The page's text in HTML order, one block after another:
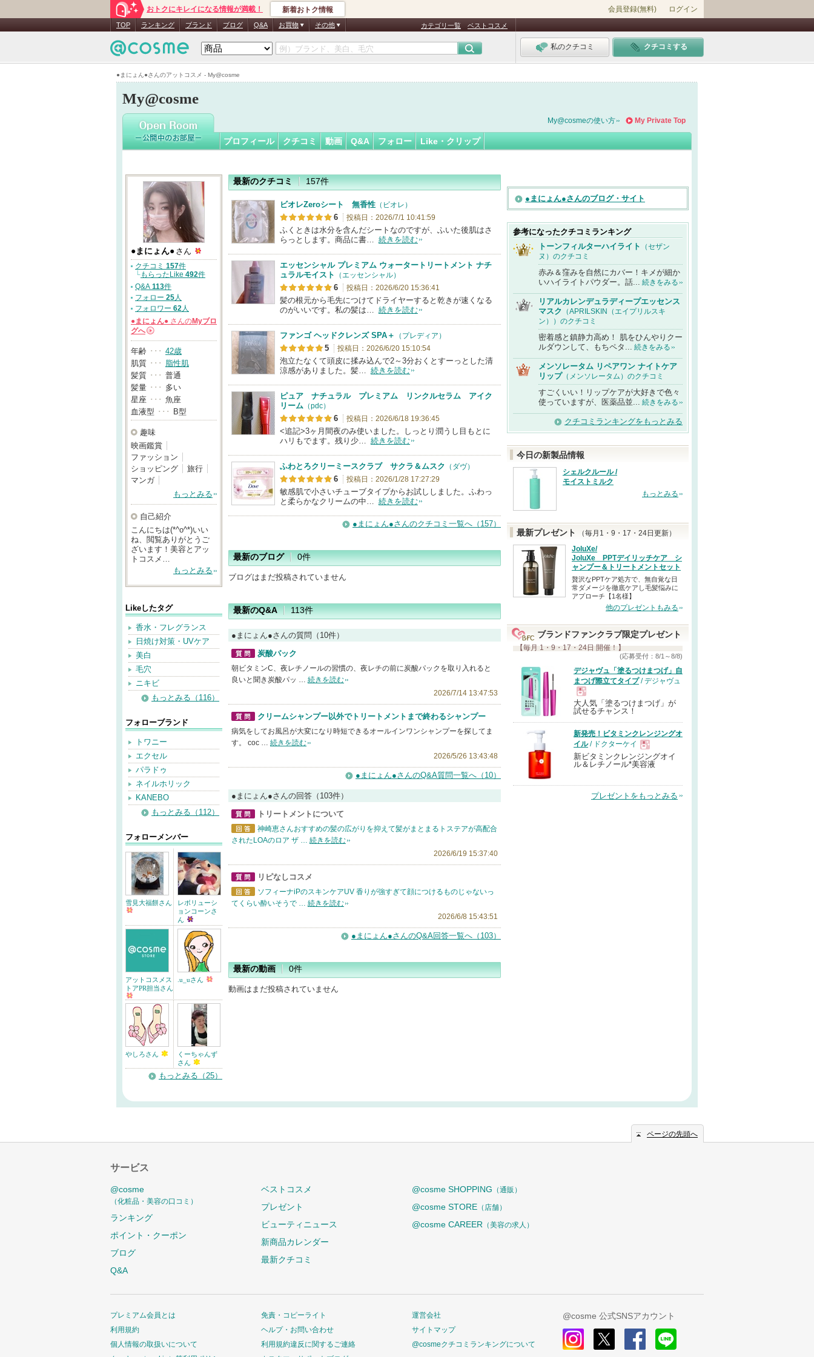
●まにょん●さんのアットコスメ - My@cosme
おトクにキレイになる情報が満載！ 新着おトク情報 会員登録(無料) ログイン
TOP ランキング ブランド ブログ Q&A お買物 その他 カテゴリ一覧 ベストコスメ
私のクチコミ クチコミする
My@cosme
●まにょん●さん
My Private Top
My@cosmeの使い方
プロフィール クチコミ 動画 Q&A フォロー Like・クリップ
●まにょん● さん
クチコミ 157件
└もらったLike 492件
Q&A 113件
フォロー 25人
フォロワー 62人
●まにょん● さんのMyブロ
グへ
→
年齢 ･･･ 42歳
肌質 ･･･ 脂性肌
髪質 ･･･ 普通
髪量 ･･･ 多い
星座 ･･･ 魚座
血液型 ･･･ B型
趣味
映画鑑賞
ファッション
ショッピング
旅行
マンガ
もっとみる
自己紹介
こんにちは(*^o^*)いい
ね、閲覧ありがとうご
ざいます！美容とアッ
トコスメ…
もっとみる
Likeしたタグ
香水・フレグランス
日焼け対策・UVケア
美白
毛穴
ニキビ
もっとみる（116）
フォローブランド
トワニー
エクセル
パラドゥ
ネイルホリック
KANEBO
もっとみる（112）
フォローメンバー
雪見大福餅さん
レボリューシ
ョンコーンさ
ん
アットコスメス
トアPR担当さん
.u_uさん
やしろさん
くーちゃんず
さん
もっとみる（25）
最新のクチコミ 157件
ビオレZeroシート 無香性 （ビオレ）
6 投稿日：2026/7/1 10:41:59
ふくときは水分を含んだシートなのですが、ふいた後肌はさ
らっとします。商品に書… 続きを読む
エッセンシャル プレミアム ウォータートリートメント ナチ
ュラルモイスト
（エッセンシャル）
6 投稿日：2026/6/20 15:36:41
髪の根元から毛先につけてドライヤーすると乾きが速くなる
のがいいです。私の髪は… 続きを読む
ファンゴ ヘッドクレンズ SPA＋ （プレディア）
5 投稿日：2026/6/20 15:10:54
泡立たなくて頭皮に揉み込んで2～3分おくとすーっとした清
涼感がありました。髪… 続きを読む
ピュア ナチュラル プレミアム リンクルセラム アイク
リーム （pdc）
6 投稿日：2026/6/18 19:36:45
<追記>3ヶ月間夜のみ使いました。しっとり潤うし目もとに
ハリもでます。残り少… 続きを読む
ふわとろクリーミースクラブ サクラ＆ムスク （ダヴ）
6 投稿日：2026/1/28 17:27:29
敏感肌で小さいチューブタイプからお試ししました。ふわっ
と柔らかなクリームの中… 続きを読む
●まにょん●さんのクチコミ一覧へ（157）
最新のブログ 0件
ブログはまだ投稿されていません
最新のQ&A 113件
●まにょん●さんの質問（10件）
質問
炭酸パック
朝ビタミンC、夜レチノールの習慣の、夜レチの前に炭酸パックを取り入れると
良いと聞き炭酸パッ … 続きを読む
2026/7/14 13:47:53
質問
クリームシャンプー以外でトリートメントまで終わるシャンプー
病気をしてお風呂が大変になり時短できるオールインワンシャンプーを探してま
す。 coc … 続きを読む
2026/5/26 13:43:48
●まにょん●さんのQ&A質問一覧へ（10）
●まにょん●さんの回答（103件）
質問
トリートメントについて
回答
神崎恵さんおすすめの髪の広がりを抑えて髪がまとまるトステアが高配合
されたLOAのロア ザ … 続きを読む
2026/6/19 15:37:40
質問
リピなしコスメ
回答
ソフィーナiPのスキンケアUV 香りが強すぎて顔につけるものじゃないっ
てくらい酔いそうで … 続きを読む
2026/6/8 15:43:51
●まにょん●さんのQ&A回答一覧へ（103）
最新の動画 0件
動画はまだ投稿されていません
●まにょん●さんのブログ・サイト
参考になったクチコミランキング
トーンフィルターハイライト
（セザン
ヌ）のクチコミ
赤み＆窪みを自然にカバー！キメが細か
いハイライトパウダー。話... 続きをみる
リアルカレンデュラディープエッセンス
マスク （APRILSKIN（エイプリルスキ
ン））のクチコミ
密着感と鎮静力高め！ 肌をひんやりクー
ルダウンして、もちペタ... 続きをみる
メンソレータム リペアワン ナイトケア
リップ（メンソレータム）のクチコミ
すごくいい！リップケアが大好きで色々
使っていますが、医薬品並... 続きをみる
クチコミランキングをもっとみる
今日の新製品情報
シェルクルール /
モイストミルク
もっとみる
最新プレゼント
（毎月1・9・17・24日更新）
JoluXe/
JoluXe PPTデイリッチケア シ
ャンプー＆トリートメントセット
贅沢なPPTケア処方で、無自覚な日
常ダメージを徹底ケアし毛髪悩みに
アプローチ【1名様】
他のプレゼントもみる
ブランドファンクラブ限定プレゼント
【毎月 1・9・17・24日 開催！】
(応募受付：8/1～8/8)
デジャヴュ「塗るつけまつげ」自
まつげ際立てタイプ/ デジャヴュ
現
品
大人気「塗るつけまつげ」が
試せるチャンス！
新発売！ビタミンクレンジングオ
イル/ ドクターケイ
現
品
新ビタミンクレンジングオイ
ル＆レチノール*美容液
プレゼントをもっとみる
ページの先頭へ
サービス
@cosme
（化粧品・美容の口コミ）
ランキング
ポイント・クーポン
ブログ
Q&A
ベストコスメ
プレゼント
ビューティニュース
新商品カレンダー
最新クチコミ
@cosme SHOPPING （通販）
@cosme STORE （店舗）
@cosme CAREER （美容の求人）
プレミアム会員とは
利用規約
個人情報の取扱いについて
免責・コピーライト
ヘルプ・お問い合わせ
利用規約違反に関するご連絡
運営会社
サイトマップ
@cosmeクチコミランキングについて
@cosme 公式SNSアカウント